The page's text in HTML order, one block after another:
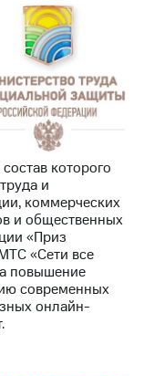
которого
и
коммерческих
и общественных
«Приз
«Сети все
повышение
современных
онлайн-